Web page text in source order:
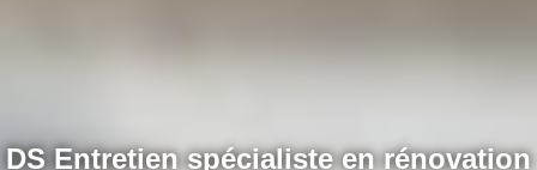
DS Entretien spécialiste en rénovation